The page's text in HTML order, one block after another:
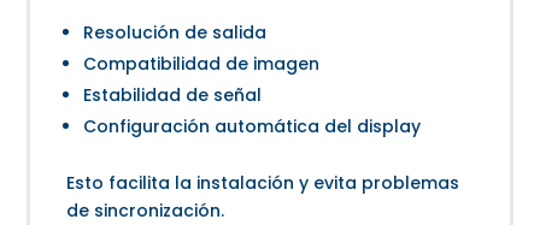
Resolución de salida
Compatibilidad de imagen
Estabilidad de señal
Configuración automática del display
Esto facilita la instalación y evita problemas
de sincronización.